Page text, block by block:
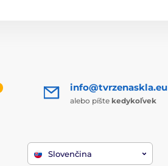
info@tvrzenaskla.eu
alebo píšte kedykoľvek
Slovenčina